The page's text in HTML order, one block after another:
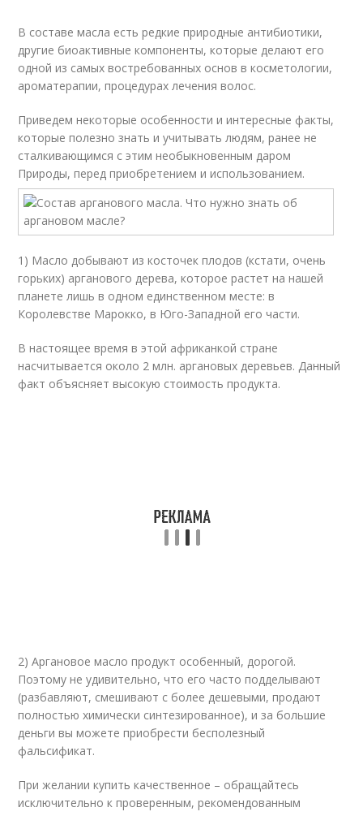
В составе масла есть редкие природные антибиотики,
другие биоактивные компоненты, которые делают его
одной из самых востребованных основ в косметологии,
ароматерапии, процедурах лечения волос.
Приведем некоторые особенности и интересные факты,
которые полезно знать и учитывать людям, ранее не
сталкивающимся с этим необыкновенным даром
Природы, перед приобретением и использованием.
1) Масло добывают из косточек плодов (кстати, очень
горьких) арганового дерева, которое растет на нашей
планете лишь в одном единственном месте: в
Королевстве Марокко, в Юго-Западной его части.
В настоящее время в этой африканкой стране
насчитывается около 2 млн. аргановых деревьев. Данный
факт объясняет высокую стоимость продукта.
2) Аргановое масло продукт особенный, дорогой.
Поэтому не удивительно, что его часто подделывают
(разбавляют, смешивают с более дешевыми, продают
полностью химически синтезированное), и за большие
деньги вы можете приобрести бесполезный
фальсификат.
При желании купить качественное – обращайтесь
исключительно к проверенным, рекомендованным